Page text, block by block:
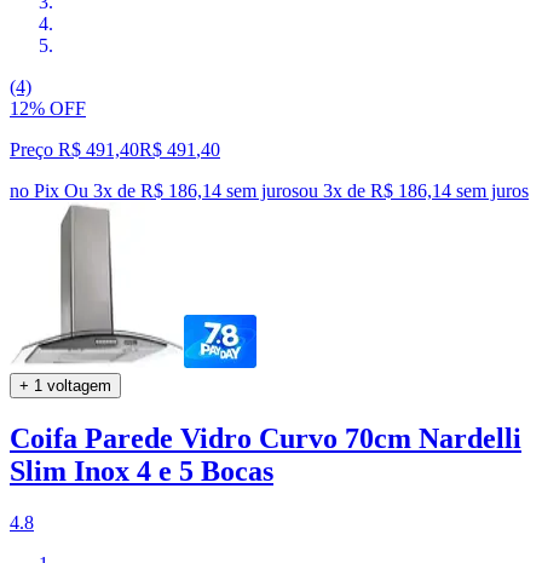
(4)
12% OFF
Preço R$ 491,40R$ 491 ,40
no Pix Ou 3x de R$ 186,14 sem jurosou 3x de R$ 186,14 sem juros
+ 1 voltagem
Coifa Parede Vidro Curvo 70cm Nardelli
Slim Inox 4 e 5 Bocas
4.8